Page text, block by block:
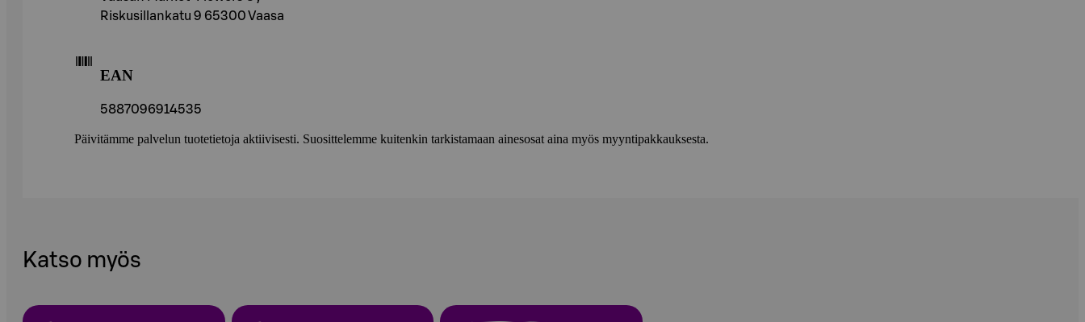
Riskusillankatu 9 65300 Vaasa
EAN
5887096914535
Päivitämme palvelun tuotetietoja aktiivisesti. Suosittelemme kuitenkin tarkistamaan ainesosat aina myös myyntipakkauksesta.
Katso myös